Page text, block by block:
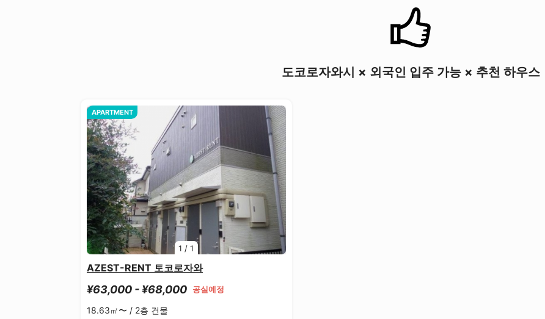
도코로자와시 × 외국인 입주 가능 × 추천 하우스
1 /1
APARTMENT
AZEST-RENT 토코로자와
¥63,000 - ¥68,000 공실예정
18.63㎡〜 / 2층 건물